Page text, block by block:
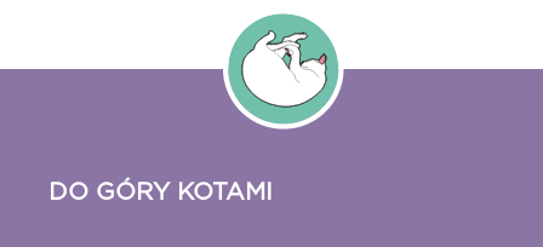
DO GÓRY KOTAMI